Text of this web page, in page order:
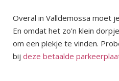
Overal in Valldemossa moet
En omdat het zo’n klein
om een plekje te vinden.
bij deze betaalde